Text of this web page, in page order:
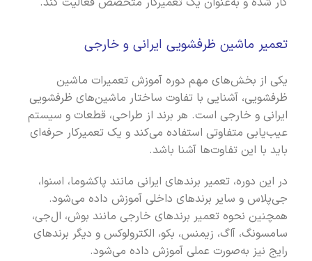
تعمیر ماشین ظرفشویی ایرانی و خارجی
یکی از بخش‌های مهم دوره آموزش تعمیرات ماشین
ظرفشویی، آشنایی با تفاوت ساختار ماشین‌های ظرفشویی
ایرانی و خارجی است. هر برند از طراحی، قطعات و سیستم
عیب‌یابی متفاوتی استفاده می‌کند و یک تعمیرکار حرفه‌ای
باید با این تفاوت‌ها آشنا باشد.
در این دوره، تعمیر برندهای ایرانی مانند پاکشوما، اسنوا،
جی‌پلاس و سایر برندهای داخلی آموزش داده می‌شود.
همچنین نحوه تعمیر برندهای خارجی مانند بوش، ال‌جی،
سامسونگ، آاگ، زیمنس، بکو، الکترولوکس و دیگر برندهای
رایج نیز به‌صورت عملی آموزش داده می‌شود.